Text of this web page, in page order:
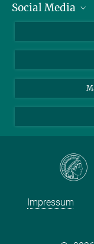
Alumni
Schulen
Studierende
Social Media
Facebook
YouTube
Impressum